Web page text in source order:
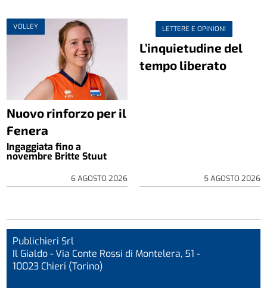
VOLLEY
Nuovo rinforzo per il
Fenera
Ingaggiata fino a
novembre Britte Stuut
6 AGOSTO 2026
LETTERE E OPINIONI
L’inquietudine del
tempo liberato
5 AGOSTO 2026
Publichieri Srl
Il Gialdo - Via Conte Rossi di Montelera, 51 -
10023 Chieri (Torino)